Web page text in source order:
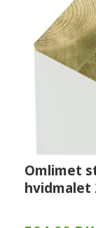
Omlimet
hvidmalet